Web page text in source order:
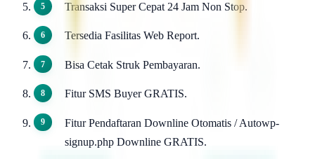
Transaksi Super Cepat 24 Jam Non Stop.
Tersedia Fasilitas Web Report.
Bisa Cetak Struk Pembayaran.
Fitur SMS Buyer GRATIS.
Fitur Pendaftaran Downline Otomatis / Autowp-
signup.php Downline GRATIS.